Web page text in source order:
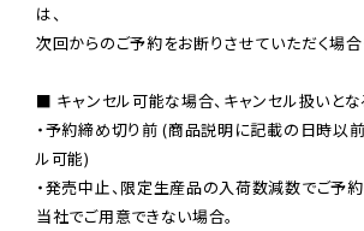
は、
次回からのご予約をお断りさせていただく場合
■ キャンセル可能な場合、キャンセル扱いと
・予約締め切り前 (商品説明に記載の日時以
ル可能)
・発売中止、限定生産品の入荷数減数でご予
当社でご用意できない場合。